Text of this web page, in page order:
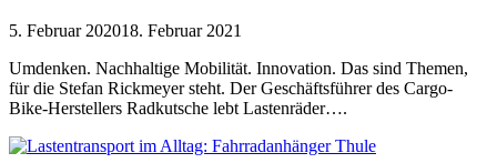
5. Februar 202018. Februar 2021
Umdenken. Nachhaltige Mobilität. Innovation. Das sind Themen,
für die Stefan Rickmeyer steht. Der Geschäftsführer des Cargo-
Bike-Herstellers Radkutsche lebt Lastenräder….